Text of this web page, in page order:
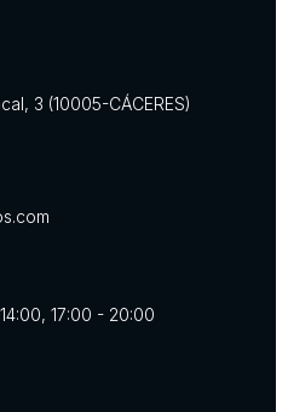
3 (10005-CÁCERES)
17:00 - 20:00